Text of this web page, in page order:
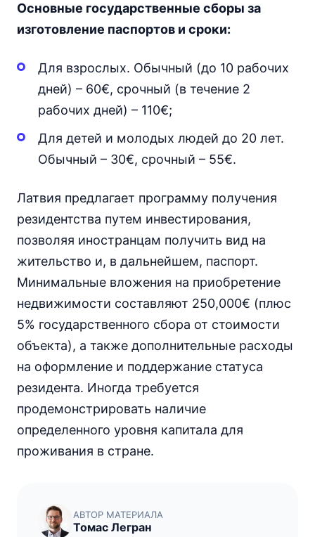
Основные государственные сборы за
изготовление паспортов и сроки:
Для взрослых. Обычный (до 10 рабочих
дней) – 60€, срочный (в течение 2
рабочих дней) – 110€;
Для детей и молодых людей до 20 лет.
Обычный – 30€, срочный – 55€.
Латвия предлагает программу получения
резидентства путем инвестирования,
позволяя иностранцам получить вид на
жительство и, в дальнейшем, паспорт.
Минимальные вложения на приобретение
недвижимости составляют 250,000€ (плюс
5% государственного сбора от стоимости
объекта), а также дополнительные расходы
на оформление и поддержание статуса
резидента. Иногда требуется
продемонстрировать наличие
определенного уровня капитала для
проживания в стране.
АВТОР МАТЕРИАЛА
Томас Легран